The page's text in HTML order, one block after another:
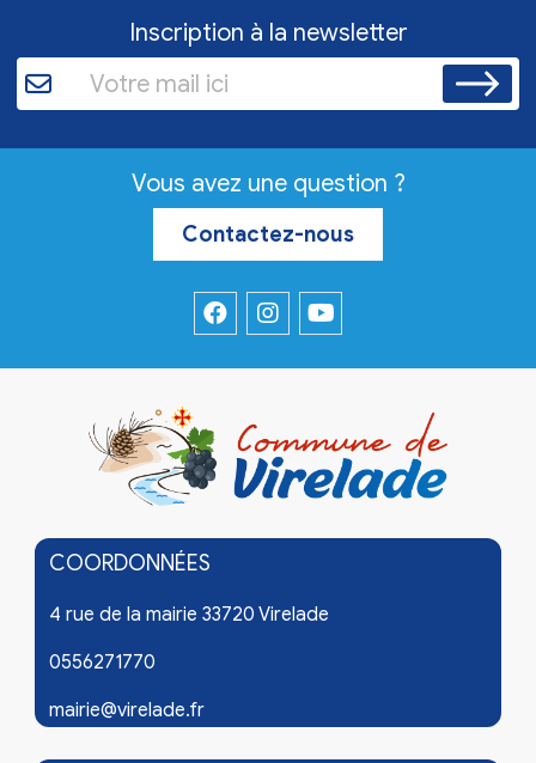
Inscription à la newsletter
Vous avez une question ?
Contactez-nous
COORDONNÉES
4 rue de la mairie 33720 Virelade
0556271770
mairie@virelade.fr